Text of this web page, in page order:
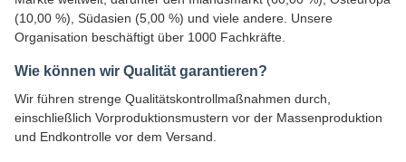
(10,00 %), Südasien (5,00 %) und viele andere. Unsere
Organisation beschäftigt über 1000 Fachkräfte.
Wie können wir Qualität garantieren?
Wir führen strenge Qualitätskontrollmaßnahmen durch,
einschließlich Vorproduktionsmustern vor der Massenproduktion
und Endkontrolle vor dem Versand.